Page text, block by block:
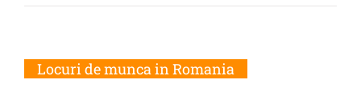
la
Locuri de munca in Romania